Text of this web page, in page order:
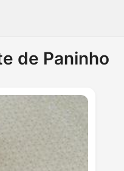
de Paninho